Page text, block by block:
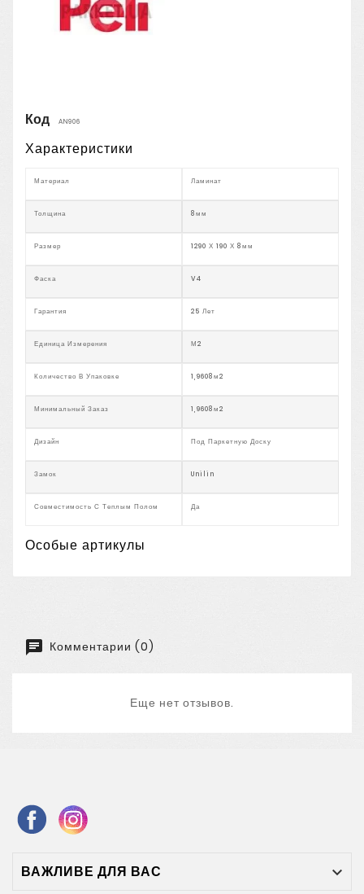
Код AN906
Характеристики
Материал Ламинат
Толщина 8мм
Размер 1290 Х 190 Х 8мм
Фаска V4
Гарантия 25 Лет
Единица Измерения М2
Количество В Упаковке 1,9608м2
Минимальный Заказ 1,9608м2
Дизайн Под Паркетную Доску
Замок Unilin
Совместимость С Теплым Полом Да
Особые артикулы
Комментарии (0)
Еще нет отзывов.
ВАЖЛИВЕ ДЛЯ ВАС 